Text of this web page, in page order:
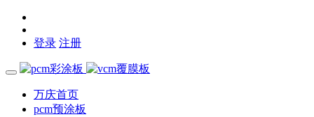
登录 注册
万庆首页
pcm预涂板